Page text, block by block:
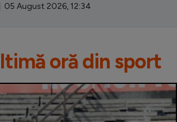
| 05 August 2026, 12:34
oră din sport